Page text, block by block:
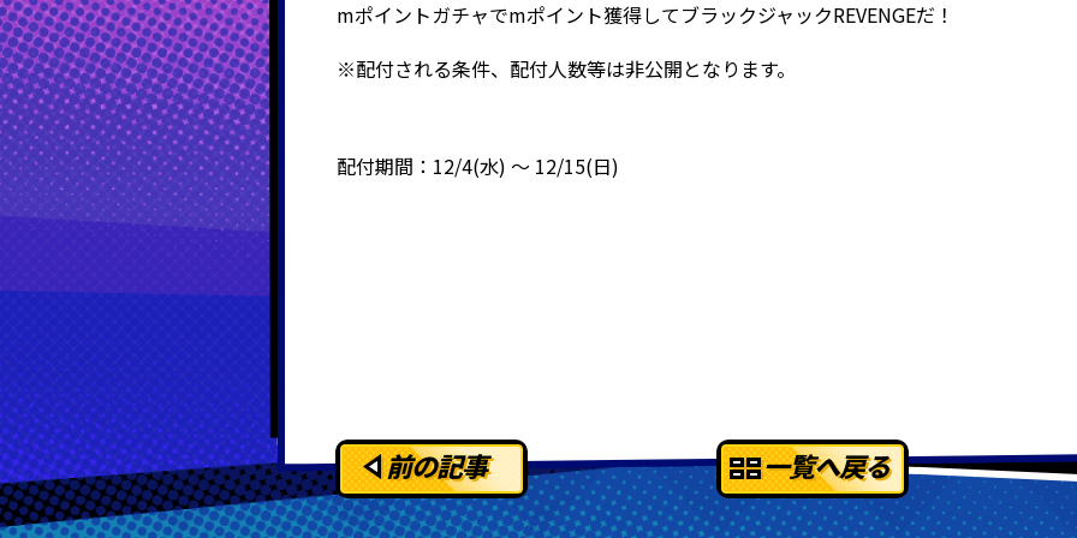
mポイントガチャでmポイント獲得してブラックジャックREVENGEだ！
※配付される条件、配付人数等は非公開となります。
配付期間：12/4(水) ～ 12/15(日)
前の記事 一覧へ戻る